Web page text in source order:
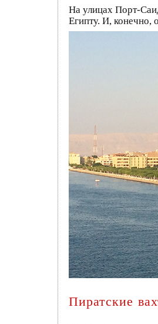
На улицах Порт-
Египту. И, конечно,
Пиратские